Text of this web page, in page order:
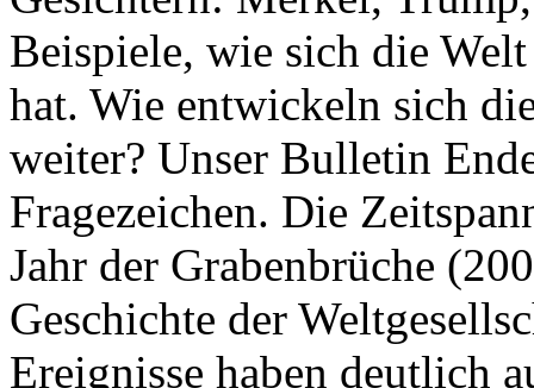
Beispiele, wie sich die
hat. Wie entwickeln sich
weiter? Unser Bulletin
Fragezeichen. Die
Jahr der Grabenbrüche
Geschichte der
Ereignisse haben deutlich